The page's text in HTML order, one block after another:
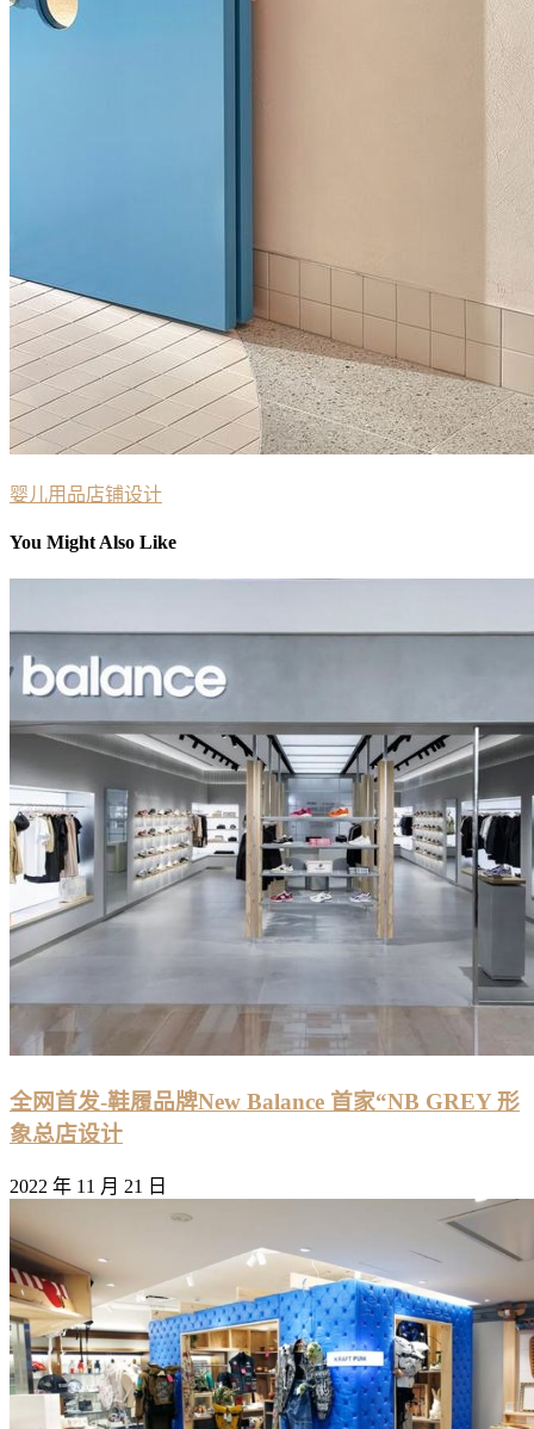
婴儿用品店铺设计
You Might Also Like
全网首发-鞋履品牌New Balance 首家“NB GREY 形
象总店设计
2022 年 11 月 21 日